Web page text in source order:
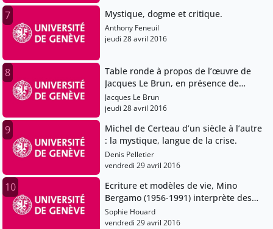
7 Mystique, dogme et critique.
Anthony Feneuil
jeudi 28 avril 2016
8
Table ronde à propos de l’œuvre de
Jacques Le Brun, en présence de
l’auteur : Mystique et psychanalyse :
interpréter le pur amour.
Jacques Le Brun
jeudi 28 avril 2016
9
Michel de Certeau d’un siècle à l’autre
: la mystique, langue de la crise.
Denis Pelletier
vendredi 29 avril 2016
10
Ecriture et modèles de vie, Mino
Bergamo (1956-1991) interprète des
textes mystiques.
Sophie Houard
vendredi 29 avril 2016